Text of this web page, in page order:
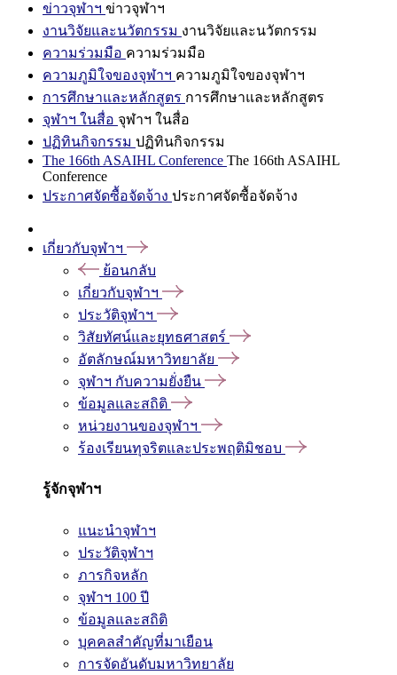
ข่าวจุฬาฯ ข่าวจุฬาฯ
งานวิจัยและนวัตกรรม งานวิจัยและนวัตกรรม
ความร่วมมือ ความร่วมมือ
ความภูมิใจของจุฬาฯ ความภูมิใจของจุฬาฯ
การศึกษาและหลักสูตร การศึกษาและหลักสูตร
จุฬาฯ ในสื่อ จุฬาฯ ในสื่อ
ปฏิทินกิจกรรม ปฏิทินกิจกรรม
The 166th ASAIHL Conference The 166th ASAIHL
Conference
ประกาศจัดซื้อจัดจ้าง ประกาศจัดซื้อจัดจ้าง
เกี่ยวกับจุฬาฯ
ย้อนกลับ
เกี่ยวกับจุฬาฯ
ประวัติจุฬาฯ
วิสัยทัศน์และยุทธศาสตร์
อัตลักษณ์มหาวิทยาลัย
จุฬาฯ กับความยั่งยืน
ข้อมูลและสถิติ
หน่วยงานของจุฬาฯ
ร้องเรียนทุจริตและประพฤติมิชอบ
รู้จักจุฬาฯ
แนะนำจุฬาฯ
ประวัติจุฬาฯ
ภารกิจหลัก
จุฬาฯ 100 ปี
ข้อมูลและสถิติ
บุคคลสำคัญที่มาเยือน
การจัดอันดับมหาวิทยาลัย